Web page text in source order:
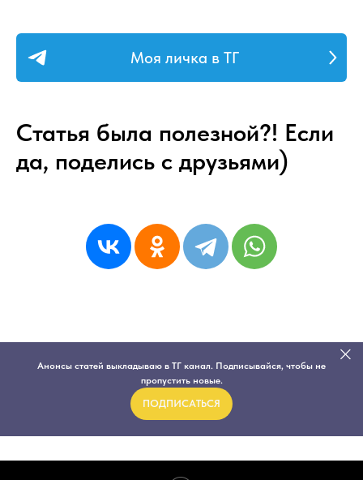
Моя личка в ТГ
Статья была полезной?! Если
да, поделись с друзьями)
Анонсы статей выкладываю в ТГ канал. Подписывайся, чтобы не
пропустить новые.
ПОДПИСАТЬСЯ